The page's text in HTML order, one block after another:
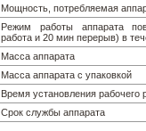
Мощность, потребляемая
Режим работы аппарата
работа и 20 мин перерыв) в
Масса аппарата
Масса аппарата с упаковкой
Время установления рабочего
Срок службы аппарата